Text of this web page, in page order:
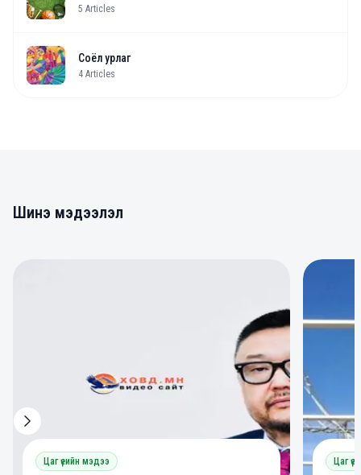
5 Articles
Соёл урлаг
4 Articles
Шинэ мэдээлэл
Цаг үеийн мэдээ Цаг